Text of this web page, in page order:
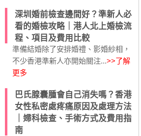
深圳婚前檢查邊間好？準新人必
看的婚檢攻略｜港人北上婚檢流
程、項目及費用比較
準備結婚除了安排婚禮、影婚紗相，
不少香港準新人亦開始關注...>>了解
更多
巴氏腺囊腫會自己消失嗎？香港
女性私密處疼痛原因及處理方法
｜婦科檢查、手術方式及費用指
南